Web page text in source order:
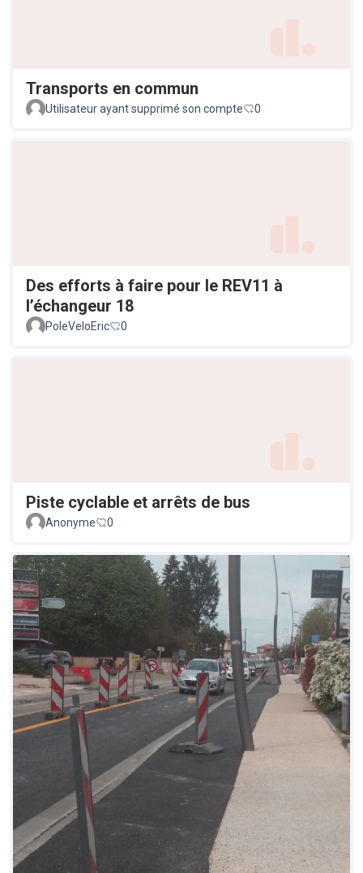
Transports en commun
Utilisateur ayant supprimé son compte 0
Des efforts à faire pour le REV11 à
l’échangeur 18
PoleVeloEric 0
Piste cyclable et arrêts de bus
Anonyme 0